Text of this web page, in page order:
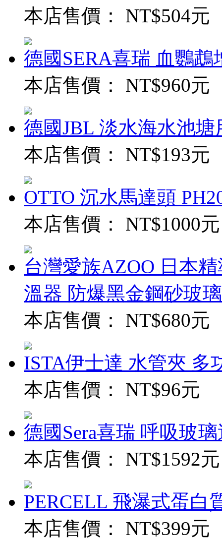
本店售價： NT$504元
德國SERA喜瑞 血鸚
本店售價： NT$960元
德國JBL 淡水海水池
本店售價： NT$193元
OTTO 沉水馬達頭
本店售價： NT$1000元
台灣愛族AZOO 日本
溫器 防爆黑金鋼砂玻璃
本店售價： NT$680元
ISTA伊士達 水管夾 多
本店售價： NT$96元
德國Sera喜瑞 呼吸玻
本店售價： NT$1592元
PERCELL 飛瀑式蛋白
本店售價： NT$399元